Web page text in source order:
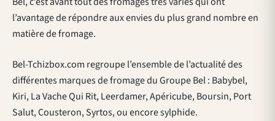
l’avantage de répondre aux envies du plus grand nombre en
matière de fromage.
Bel-Tchizbox.com regroupe l’ensemble de l’actualité des
différentes marques de fromage du Groupe Bel : Babybel,
Kiri, La Vache Qui Rit, Leerdamer, Apéricube, Boursin, Port
Salut, Cousteron, Syrtos, ou encore sylphide.